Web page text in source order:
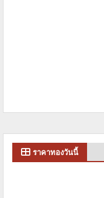
ราคาทองวันนี้